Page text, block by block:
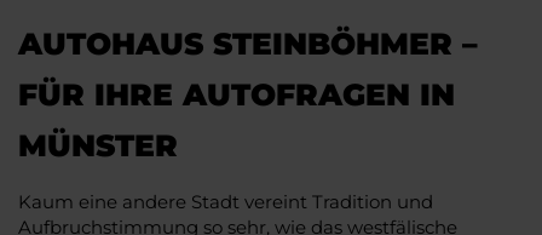
AUTOHAUS STEINBÖHMER –
FÜR IHRE AUTOFRAGEN IN
MÜNSTER
Kaum eine andere Stadt vereint Tradition und
Aufbruchstimmung so sehr, wie das westfälische